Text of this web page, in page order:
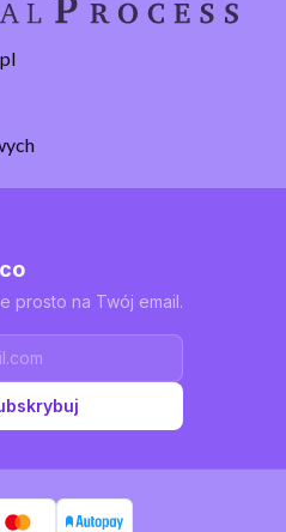
prosto na Twój email.